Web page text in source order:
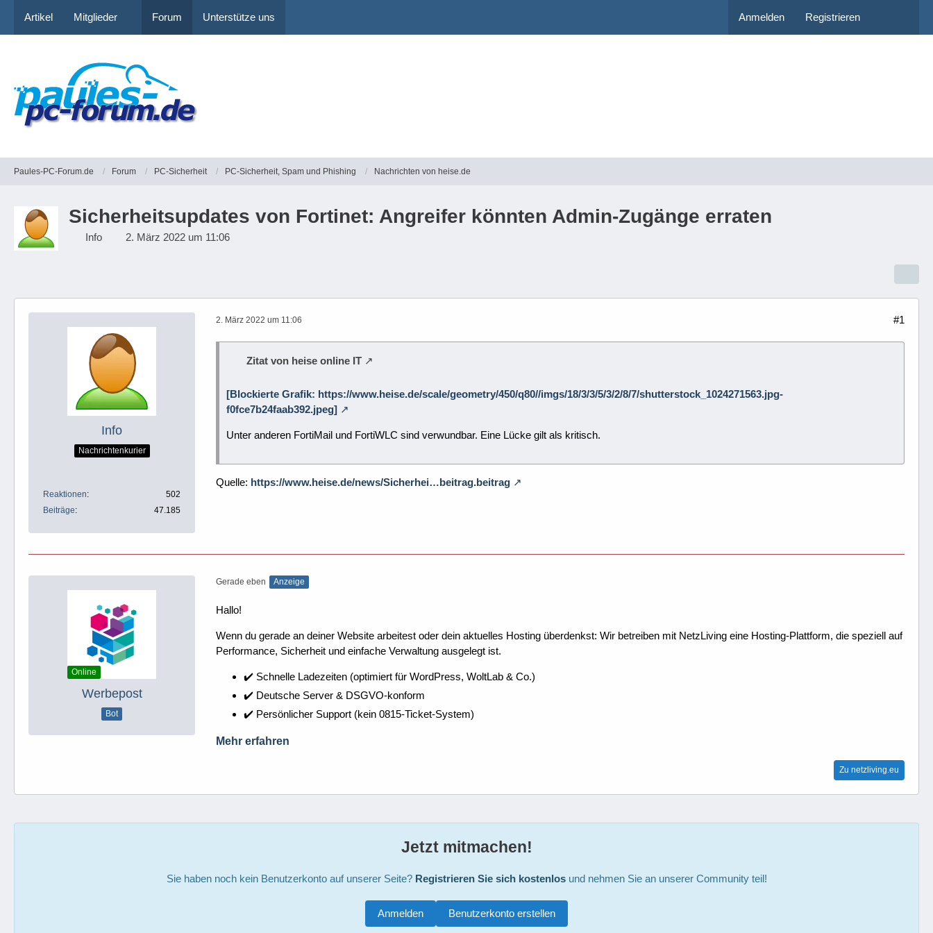
Artikel Mitglieder Forum Unterstütze uns Anmelden Registrieren
Paules-PC-Forum.de Forum PC-Sicherheit PC-Sicherheit, Spam und Phishing Nachrichten von heise.de
Sicherheitsupdates von Fortinet: Angreifer könnten Admin-Zugänge erraten
Info 2. März 2022 um 11:06
Info
Nachrichtenkurier
Reaktionen
502
Beiträge
47.185
2. März 2022 um 11:06 #1
Zitat von heise online IT
[Blockierte Grafik: https://www.heise.de/scale/geometry/450/q80//imgs/18/3/3/5/3/2/8/7/shutterstock_1024271563.jpg-
f0fce7b24faab392.jpeg]
Unter anderen FortiMail und FortiWLC sind verwundbar. Eine Lücke gilt als kritisch.
Quelle: https://www.heise.de/news/Sicherhei…beitrag.beitrag
Online
Werbepost
Bot
Gerade eben Anzeige
Hallo!
Wenn du gerade an deiner Website arbeitest oder dein aktuelles Hosting überdenkst: Wir betreiben mit NetzLiving eine Hosting-Plattform, die speziell auf
Performance, Sicherheit und einfache Verwaltung ausgelegt ist.
✔️ Schnelle Ladezeiten (optimiert für WordPress, WoltLab & Co.)
✔️ Deutsche Server & DSGVO-konform
✔️ Persönlicher Support (kein 0815-Ticket-System)
Mehr erfahren
Zu netzliving.eu
Jetzt mitmachen!
Sie haben noch kein Benutzerkonto auf unserer Seite? Registrieren Sie sich kostenlosund nehmen Sie an unserer Community teil!
Benutzerkonto erstellen
Anmelden